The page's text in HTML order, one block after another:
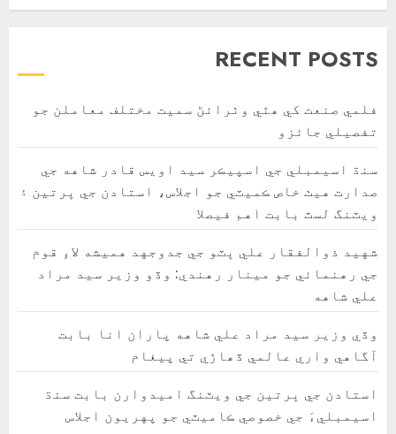
RECENT POSTS
فلمي صنعت کي ھٿي وٺرائڻ سميت مختلف معاملن جو
تفصيلي جائزو
سنڌ اسيمبلي جي اسپيڪر سيد اويس قادر شاهه جي
صدارت هيٺ خاص ڪميٽي جو اجلاس، استادن جي ڀرتين ۽
ويٽنگ لسٽ بابت اهم فيصلا
شهيد ذوالفقار علي ڀٽو جي جدوجهد هميشه لاءِ قوم
جي رهنمائي جو مينار رهندي: وڏو وزير سيد مراد
علي شاهه
وڏي وزير سيد مراد علي شاهه پاران انا بابت
آگاهي واري عالمي ڏھاڙي تي پيغام
استادن جي ڀرتين جي ويٽنگ اميدوارن بابت سنڌ
اسيمبليءَ جي خصوصي ڪاميٽي جو پهريون اجلاس